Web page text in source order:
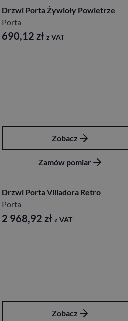
Drzwi Porta Żywioły Powietrze
Porta
690,12 zł z VAT
Zobacz
Zamów pomiar
Drzwi Porta Villadora Retro
Porta
2 968,92 zł z VAT
Zobacz